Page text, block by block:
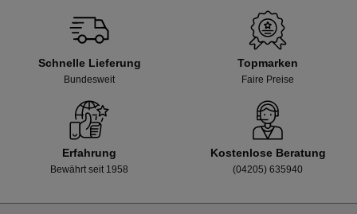
Schnelle Lieferung
Bundesweit
Topmarken
Faire Preise
Erfahrung
Bewährt seit 1958
Kostenlose Beratung
(04205) 635940